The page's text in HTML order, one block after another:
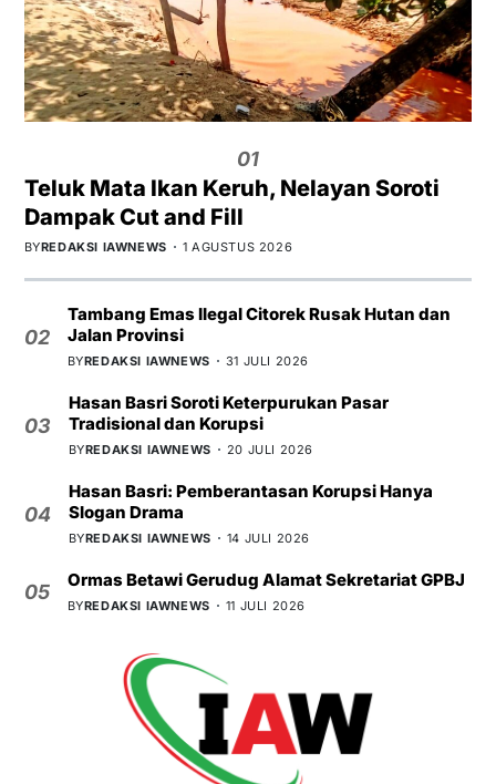
01
Teluk Mata Ikan Keruh, Nelayan Soroti
Dampak Cut and Fill
BYREDAKSI IAWNEWS 1 AGUSTUS 2026
02
Tambang Emas Ilegal Citorek Rusak Hutan dan
Jalan Provinsi
BYREDAKSI IAWNEWS 31 JULI 2026
03
Hasan Basri Soroti Keterpurukan Pasar
Tradisional dan Korupsi
BYREDAKSI IAWNEWS 20 JULI 2026
04
Hasan Basri: Pemberantasan Korupsi Hanya
Slogan Drama
BYREDAKSI IAWNEWS 14 JULI 2026
05
Ormas Betawi Gerudug Alamat Sekretariat GPBJ
BYREDAKSI IAWNEWS 11 JULI 2026